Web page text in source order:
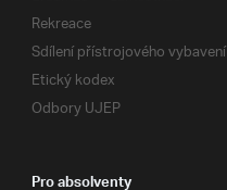
Rekreace
Sdílení přístrojového vybavení
Etický kodex
Odbory UJEP
Pro absolventy